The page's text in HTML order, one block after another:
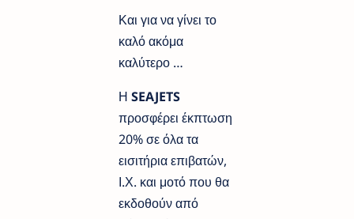
Και για να γίνει το
καλό ακόμα
καλύτερο …
Η SEAJETS
προσφέρει έκπτωση
20% σε όλα τα
εισιτήρια επιβατών,
Ι.Χ. και μοτό που θα
εκδοθούν από